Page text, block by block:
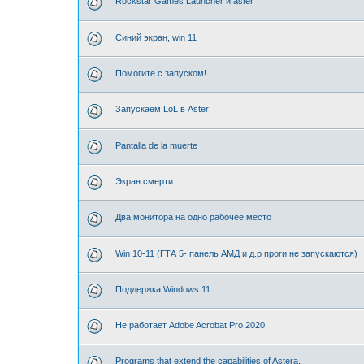
Синий экран, win 11
Помогите с запуском!
Запускаем LoL в Aster
Pantalla de la muerte
Экран смерти
Два монитора на одно рабочее место
Win 10-11 (ГТА 5- панель АМД и д.р проги не запускаются)
Поддержка Windows 11
Не работает Adobe Acrobat Pro 2020
Programs that extend the capabilities of Astera.